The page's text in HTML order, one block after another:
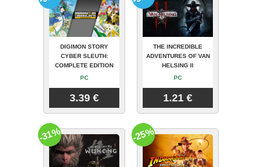
DIGIMON STORY
CYBER SLEUTH:
COMPLETE EDITION
PC
3.39 €
THE INCREDIBLE
ADVENTURES OF VAN
HELSING II
PC
1.21 €
-31% -25%